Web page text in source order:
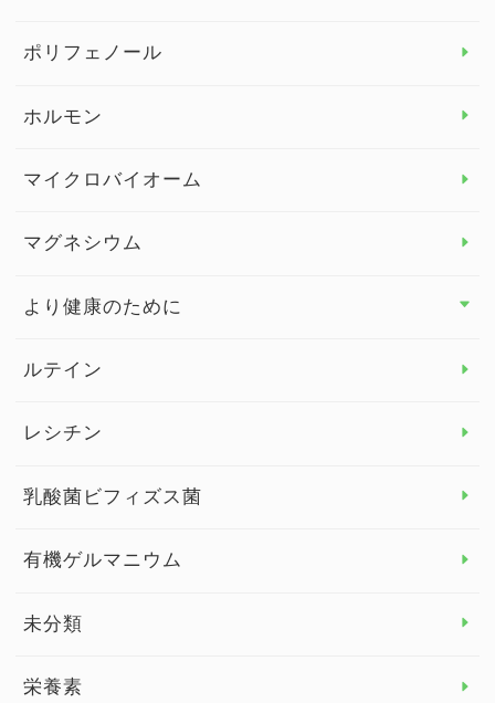
健康セミナー
ビタミン＆ミネラル トップ
ビタミンE
ポリフェノール
ホルモン
マイクロバイオーム
マグネシウム
より健康のために
より健康のために トップ
眼の健康
睡眠
ルテイン
レシチン
乳酸菌ビフィズス菌
有機ゲルマニウム
未分類
栄養素